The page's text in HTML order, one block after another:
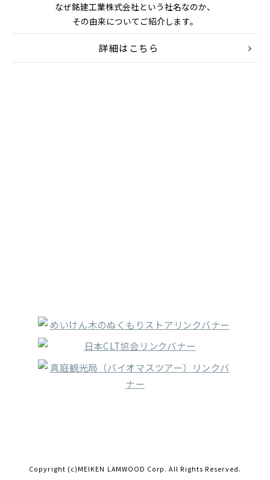
なぜ銘建工業株式会社という社名なのか、
その由来についてご紹介します。
詳細はこちら
Copyright (c)MEIKEN LAMWOOD Corp. All Rights Reserved.